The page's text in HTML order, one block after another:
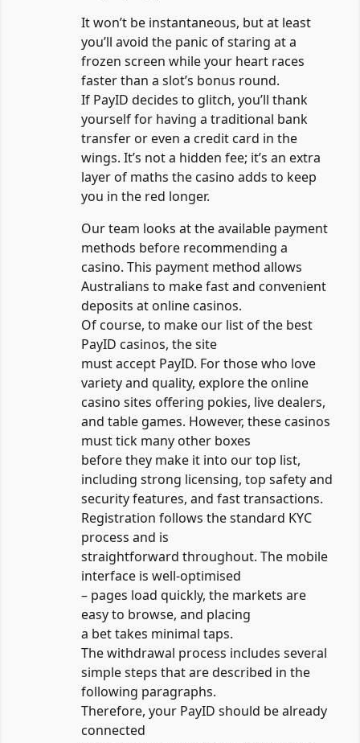
It won’t be instantaneous, but at least
you’ll avoid the panic of staring at a
frozen screen while your heart races
faster than a slot’s bonus round.
If PayID decides to glitch, you’ll thank
yourself for having a traditional bank
transfer or even a credit card in the
wings. It’s not a hidden fee; it’s an extra
layer of maths the casino adds to keep
you in the red longer.
Our team looks at the available payment
methods before recommending a
casino. This payment method allows
Australians to make fast and convenient
deposits at online casinos.
Of course, to make our list of the best
PayID casinos, the site
must accept PayID. For those who love
variety and quality, explore the online
casino sites offering pokies, live dealers,
and table games. However, these casinos
must tick many other boxes
before they make it into our top list,
including strong licensing, top safety and
security features, and fast transactions.
Registration follows the standard KYC
process and is
straightforward throughout. The mobile
interface is well-optimised
– pages load quickly, the markets are
easy to browse, and placing
a bet takes minimal taps.
The withdrawal process includes several
simple steps that are described in the
following paragraphs.
Therefore, your PayID should be already
connected